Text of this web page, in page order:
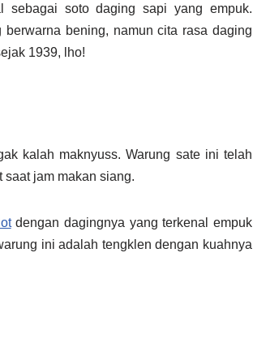
sebagai soto daging sapi yang empuk.
bening, namun cita rasa daging
1939, lho!
kalah maknyuss. Warung sate ini telah
jam makan siang.
dengan dagingnya yang terkenal empuk
ini adalah tengklen dengan kuahnya